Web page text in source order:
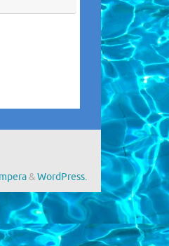
&WordPress.